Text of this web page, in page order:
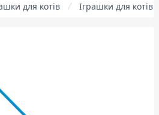
для котів Іграшки для котів